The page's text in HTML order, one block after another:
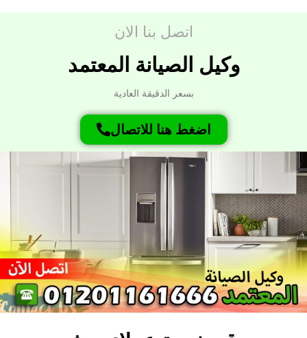
اتصل بنا الان
وكيل الصيانة المعتمد
بسعر الدقيقة العادية
اضغط هنا للاتصال